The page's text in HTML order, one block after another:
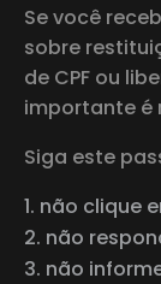
Se você
sobre
de CPF ou
importante é
Siga este
não clique
não
não